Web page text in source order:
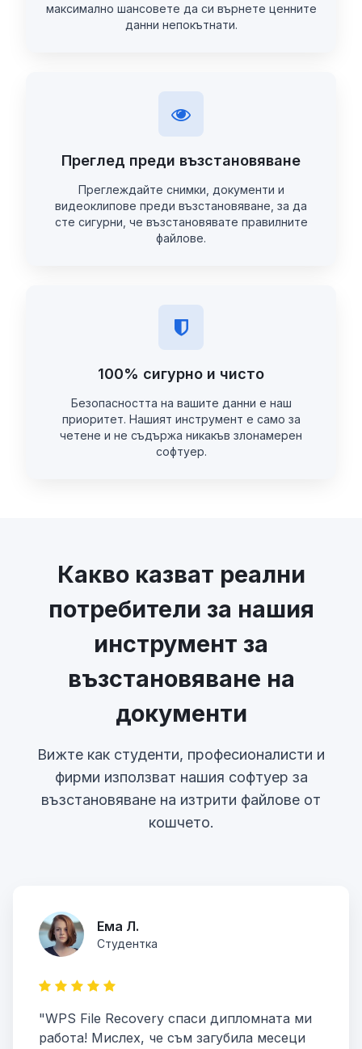
максимално шансовете да си върнете ценните
данни непокътнати.
Преглед преди възстановяване
Преглеждайте снимки, документи и
видеоклипове преди възстановяване, за да
сте сигурни, че възстановявате правилните
файлове.
100% сигурно и чисто
Безопасността на вашите данни е наш
приоритет. Нашият инструмент е само за
четене и не съдържа никакъв злонамерен
софтуер.
Какво казват реални
потребители за нашия
инструмент за
възстановяване на
документи
Вижте как студенти, професионалисти и
фирми използват нашия софтуер за
възстановяване на изтрити файлове от
кошчето.
Ема Л.
Студентка
"WPS File Recovery спаси дипломната ми
работа! Мислех, че съм загубила месеци